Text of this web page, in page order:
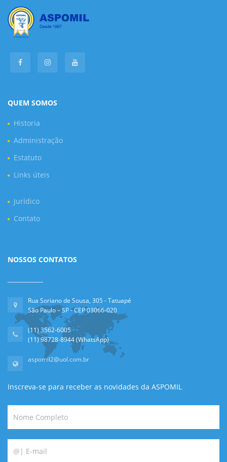
QUEM SOMOS
Historia
Administração
Estatuto
Links úteis
Jurídico
Contato
NOSSOS CONTATOS
Rua Soriano de Sousa, 305 - Tatuapé
São Paulo – SP - CEP 03066-020
(11) 3562-6005
(11) 98728-8944 (WhatsApp)
aspomil2@uol.com.br
Inscreva-se para receber as novidades da ASPOMIL